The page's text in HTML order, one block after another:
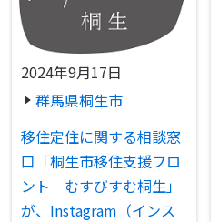
2024年9月17日
群馬県桐生市
移住定住に関する相談窓
口「桐生市移住支援フロ
ント むすびすむ桐生」
が、Instagram（インス